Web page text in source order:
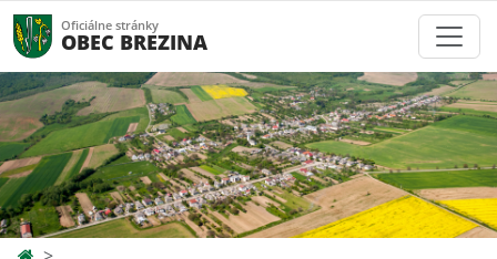
Oficiálne stránky
OBEC BREZINA